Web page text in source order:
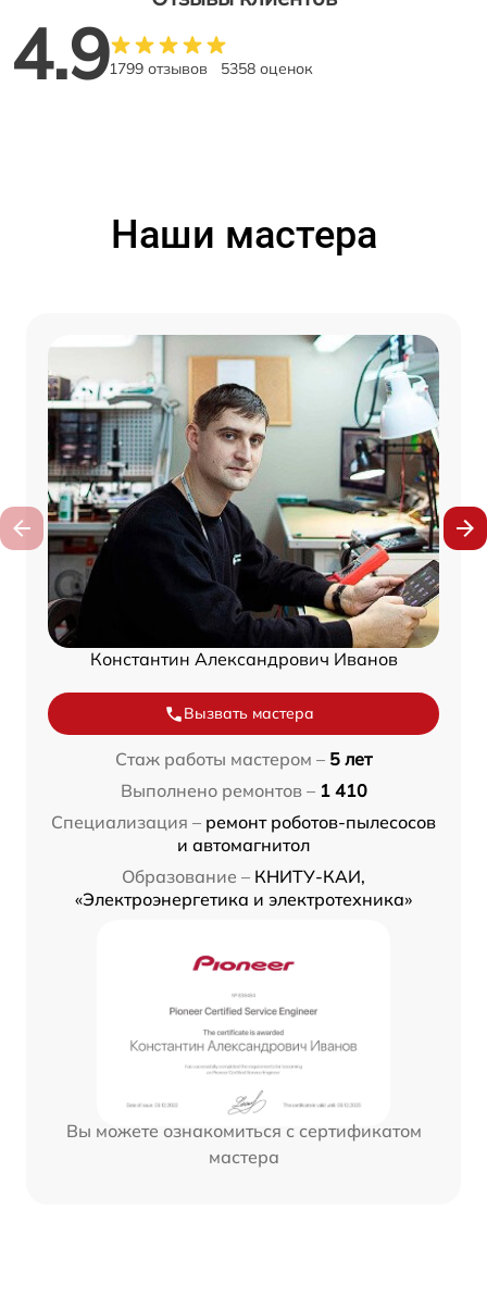
4.91799 отзывов 5358 оценок
Наши мастера
Константин Александрович Иванов
Вызвать мастера
Стаж работы мастером – 5 лет
Выполнено ремонтов – 1 410
Специализация – ремонт роботов-пылесосов
и автомагнитол
Образование – КНИТУ-КАИ,
«Электроэнергетика и электротехника»
Вы можете ознакомиться с сертификатом
мастера